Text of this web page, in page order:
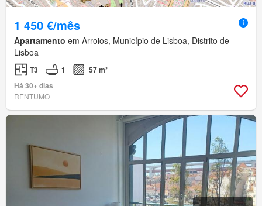
1 450 €/mês
Apartamento em Arroios, Município de Lisboa, Distrito de
Lisboa
T3 1
57 m²
Há 30+ dias
RENTUMO